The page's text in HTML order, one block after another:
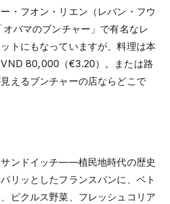
ー・フオン・リエン（レバン・フウ
バマのブンチャー」で有名なレ
トにもなっていますが、料理は本
80,000（€3.20）。または路
えるブンチャーの店ならどこで
ンドイッチ——植民地時代の歴史
リッとしたフランスパンに、ベト
ピクルス野菜、フレッシュコリア